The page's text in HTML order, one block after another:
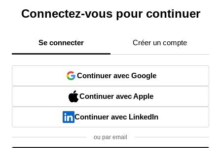
Connectez-vous pour continuer
Se connecter Créer un compte
Continuer avec Google
Continuer avec Apple
Continuer avec LinkedIn
ou par email